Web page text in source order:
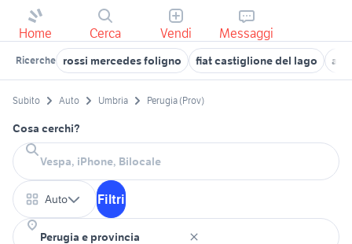
Home Cerca Vendi Messaggi
Ricerche rossi mercedes foligno fiat castiglione del lago
Subito Auto Umbria Perugia (Prov)
Cosa cerchi?
Auto Filtri